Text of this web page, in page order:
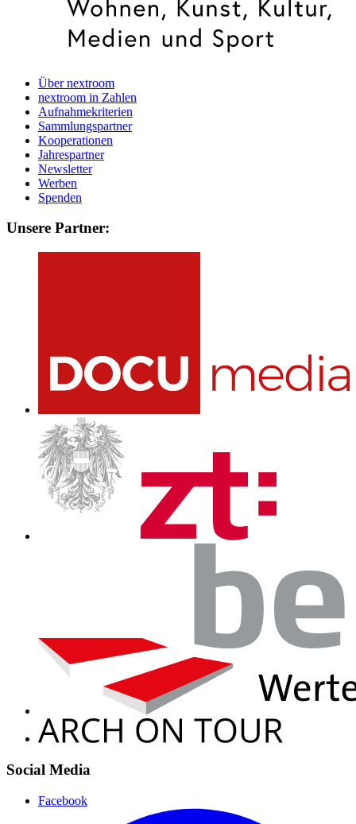
Über nextroom
nextroom in Zahlen
Aufnahmekriterien
Sammlungspartner
Kooperationen
Jahrespartner
Newsletter
Werben
Spenden
Unsere Partner:
Social Media
Facebook